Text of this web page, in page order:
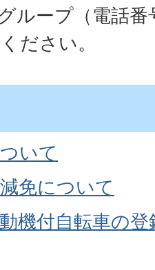
ループ（電話
ださい。
いて
免について
機付自転車の